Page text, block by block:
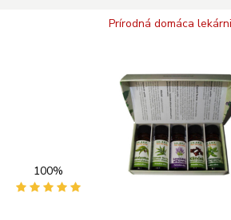
Prírodná domáca
100%